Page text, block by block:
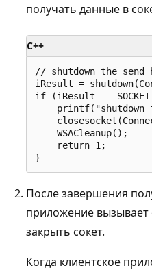
получать данные в
C++
// shutdown the
iResult =
if (iResult ==
printf("shutdown
    WSACleanup();
    return 1;
После завершения
приложение
закрыть сокет.
Когда клиентское